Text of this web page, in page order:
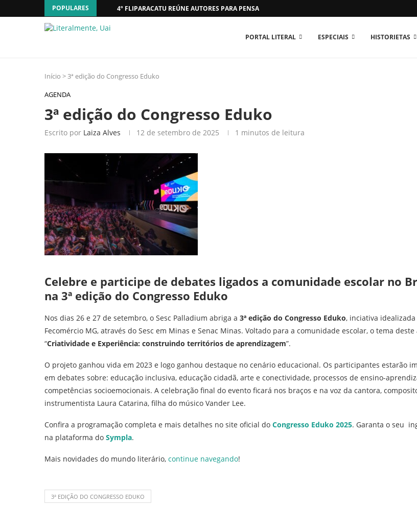
POPULARES 4º FLIPARACATU REÚNE AUTORES PARA PENSAR O MUNDO...
PORTAL LITERAL ESPECIAIS HISTORIETAS
Início >3ª edição do Congresso Eduko
AGENDA
3ª edição do Congresso Eduko
Escrito por Laiza Alves 12 de setembro de 2025 1 minutos de leitura
Celebre e participe de debates ligados a comunidade escolar no
na 3ª edição do Congresso Eduko
Nos dias 26 e 27 de setembro, o Sesc Palladium abriga a 3ª edição do Congresso Eduko, inciativa
Fecomércio MG, através do Sesc em Minas e Senac Minas. Voltado para a comunidade escolar, o tema
“Criatividade e Experiência: construindo territórios de aprendizagem”.
O projeto ganhou vida em 2023 e logo ganhou destaque no cenário educacional. Os participantes estarão
em debates sobre: educação inclusiva, educação cidadã, arte e conectividade, processos de ensino-
competências socioemocionais. A celebração final do evento ficará nos braços e na voz da cantora,
instrumentista Laura Catarina, filha do músico Vander Lee.
Confira a programação completa e mais detalhes no site oficial do Congresso Eduko 2025. Garanta o seu
na plataforma do Sympla.
Mais novidades do mundo literário, continue navegando!
3ª EDIÇÃO DO CONGRESSO EDUKO